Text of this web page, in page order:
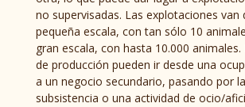
no supervisadas. Las explotaciones van
pequeña escala, con tan sólo 10
gran escala, con hasta 10.000
de producción pueden ir desde una
a un negocio secundario, pasando por
subsistencia o una actividad de ocio/